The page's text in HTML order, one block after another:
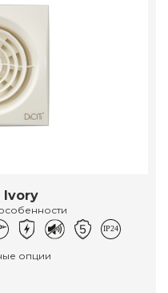
Ivory
опции